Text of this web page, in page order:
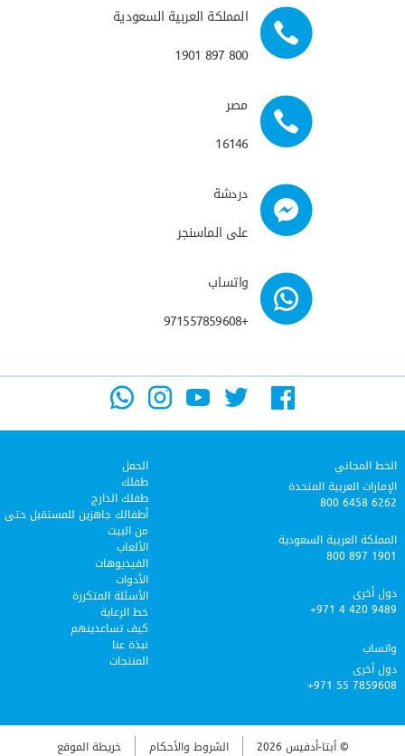
المملكة العربية السعودية
800 897 1901
مصر
16146
دردشة
على الماسنجر
واتساب
+971557859608
الخط المجاني
الإمارات العربية المتحدة
800 6458 6262
المملكة العربية السعودية
800 897 1901
دول أخرى
+971 4 420 9489
واتساب
دول أخرى
+971 55 7859608
الحمل
طفلك
طفلك الدارج
أطفالك جاهزين للمستقبل حتى
من البيت
الألعاب
الفيديوهات
الأدوات
الأسئلة المتكررة
خط الرعاية‎
كيف تساعدينهم
نبذة عنا
المنتجات
© أبتا-أدفيس 2026 الشروط والأحكام خريطة الموقع